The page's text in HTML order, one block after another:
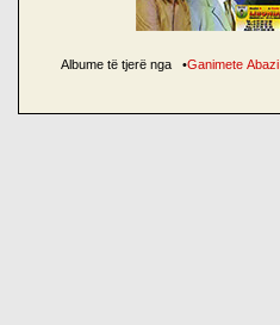
Albume të tjerë nga •Ganimete Abazi